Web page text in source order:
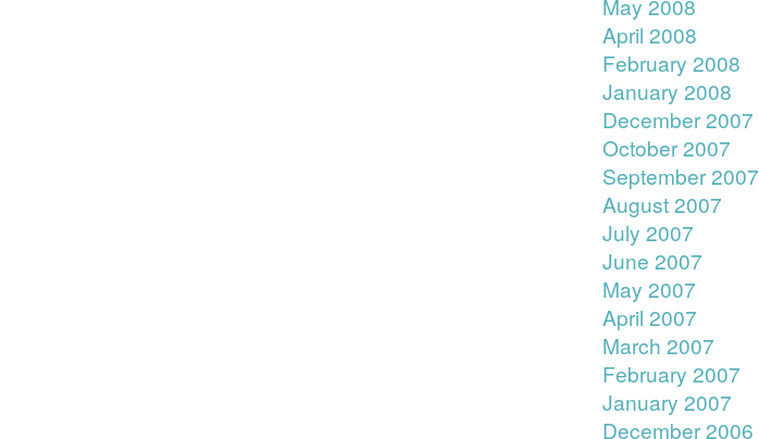
April 2008
February 2008
January 2008
December 2007
October 2007
September 2007
August 2007
July 2007
June 2007
May 2007
April 2007
March 2007
February 2007
January 2007
December 2006